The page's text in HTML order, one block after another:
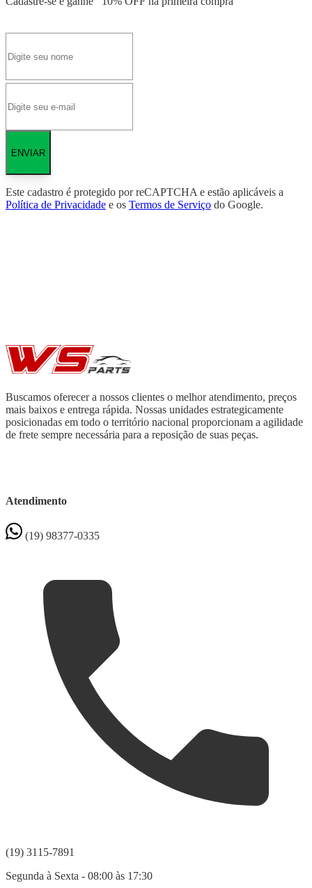
ENVIAR
Este cadastro é protegido por reCAPTCHA e estão aplicáveis a
Política de Privacidade e os Termos de Serviço do Google.
Buscamos oferecer a nossos clientes o melhor atendimento, preços
mais baixos e entrega rápida. Nossas unidades estrategicamente
posicionadas em todo o território nacional proporcionam a agilidade
de frete sempre necessária para a reposição de suas peças.
Atendimento
(19) 98377-0335
(19) 3115-7891
Segunda à Sexta - 08:00 às 17:30